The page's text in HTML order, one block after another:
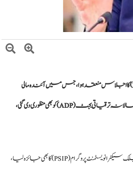
کی زیرِ صدارت قومی اقتصادی کونسل (NEC) کا اجلاس منعقد ہوا، جس میں آئندہ مالی
سال 2026-27 کے لیے قومی ترقیاتی بجٹ کی منظوری دے دی گئی۔ اجلاس میں وفاق اور صوبوں کے سالانہ ترقیاتی بجٹ (ADP) کو بھی منظوری دی گئی،
اس موقع پر صوبوں کے ترقیاتی منصوبوں پر بریفنگز اور پریزنٹیشنز دی گئیں۔ شرکاء نے آئندہ مالی سال کے پبلک سیکٹر انویسٹمنٹ پروگرام (PSIP) کا بھی جائزہ لیا،